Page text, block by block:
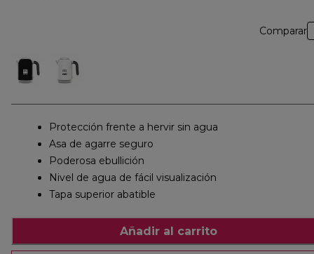
Comparar
Protección frente a hervir sin agua
Asa de agarre seguro
Poderosa ebullición
Nivel de agua de fácil visualización
Tapa superior abatible
Añadir al carrito